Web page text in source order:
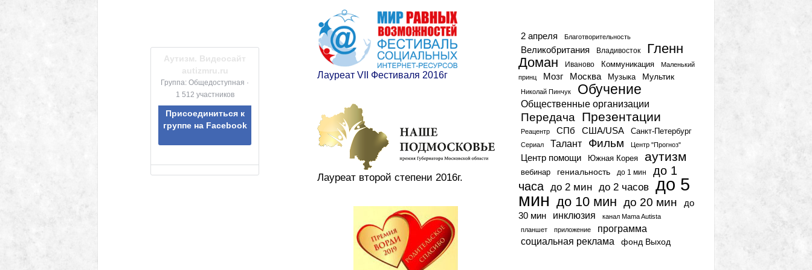
Аутизм. Видеосайт
autizmru.ru
Группа: Общедоступная ·
1 512 участников
Присоединиться к
группе на Facebook
Лауреат VII Фестиваля 2016г
Лауреат второй степени 2016г.
2 апреля Благотворительность
Великобритания Владивосток
Гленн
Доман
Иваново Коммуникация
Маленький
принц
Мозг Москва Музыка Мультик
Николай Пинчук Обучение
Общественные организации
Передача Презентации
Реацентр СПб США/USA Санкт-Петербург
Сериал Талант Фильм Центр "Прогноз"
Центр помощи Южная Корея аутизм
вебинар гениальность до 1 мин
до 1
часа
до 2 мин до 2 часов до 5
мин до 10 мин до 20 мин
до
30 мин
инклюзия
канал Mama Autista
планшет
приложение программа
социальная реклама фонд Выход